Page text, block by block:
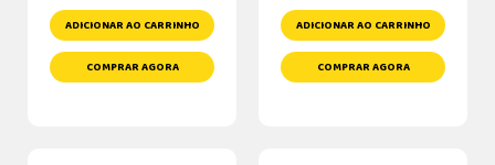
ADICIONAR AO CARRINHO
COMPRAR AGORA
ADICIONAR AO CARRINHO
COMPRAR AGORA